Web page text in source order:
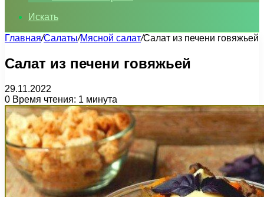
Искать
Главная/Салаты/Мясной салат/Салат из печени говяжьей
Салат из печени говяжьей
29.11.2022
0 Время чтения: 1 минута